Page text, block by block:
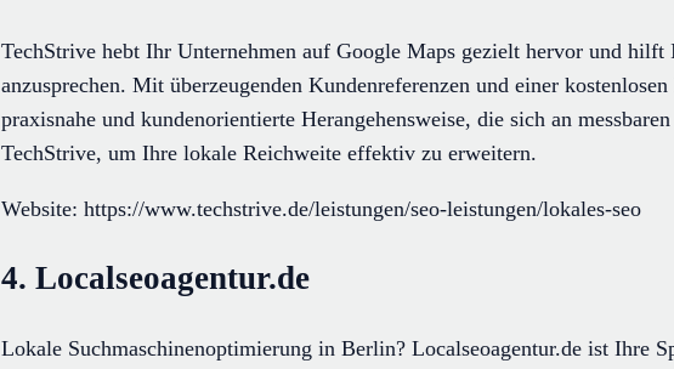
TechStrive hebt Ihr Unternehmen auf Google Maps gezielt hervor und
anzusprechen. Mit überzeugenden Kundenreferenzen und einer
praxisnahe und kundenorientierte Herangehensweise, die sich an
TechStrive, um Ihre lokale Reichweite effektiv zu erweitern.
Website: https://www.techstrive.de/leistungen/seo-leistungen/lokales-seo
4. Localseoagentur.de
Lokale Suchmaschinenoptimierung in Berlin? Localseoagentur.de ist Ihre